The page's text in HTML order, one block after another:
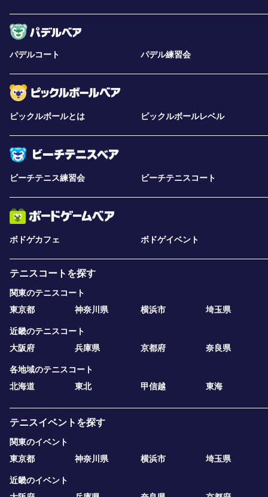
パデルコート パデル練習会
ピックルボールとは ピックルボールレベル
ビーチテニス練習会 ビーチテニスコート
ボドゲカフェ ボドゲイベント
テニスコートを探す
関東のテニスコート
東京都
神奈川県 横浜市 埼玉県
近畿のテニスコート
大阪府
兵庫県 京都府 奈良県
各地域のテニスコート
北海道
東北 甲信越 東海
テニスイベントを探す
関東のイベント
東京都
神奈川県 横浜市 埼玉県
近畿のイベント